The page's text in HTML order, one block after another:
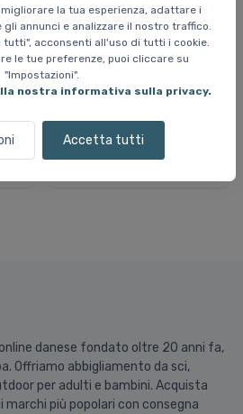
la tua esperienza, adattare i
annunci e analizzare il nostro traffico.
tutti", acconsenti all'uso di tutti i cookie.
le tue preferenze, puoi cliccare su
"Impostazioni".
nostra informativa sulla privacy.
Accetta tutti
Giacca da sci DIEL
98 EUR
269 EUR
danese fondato oltre 20 anni fa,
Offriamo abbigliamento da sci,
per adulti e bambini. Acquista
più popolari con consegna